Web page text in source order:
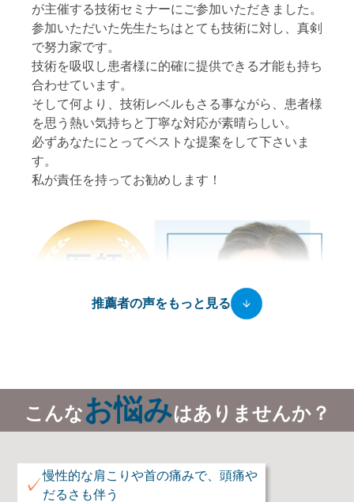
が主催する技術セミナーにご参加いただきました。
参加いただいた先生たちはとても技術に対し、真剣
で努力家です。
技術を吸収し患者様に的確に提供できる才能も持ち
合わせています。
そして何より、技術レベルもさる事ながら、患者様
を思う熱い気持ちと丁寧な対応が素晴らしい。
必ずあなたにとってベストな提案をして下さいま
す。
私が責任を持ってお勧めします！
「あらゆる痛み・しびれを根本改善へと導
整形外科医
東方医院
推薦者の声をもっと見る
こんなお悩みはありませんか？
✓慢性的な肩こりや首の痛みで、頭痛や
だるさも伴う